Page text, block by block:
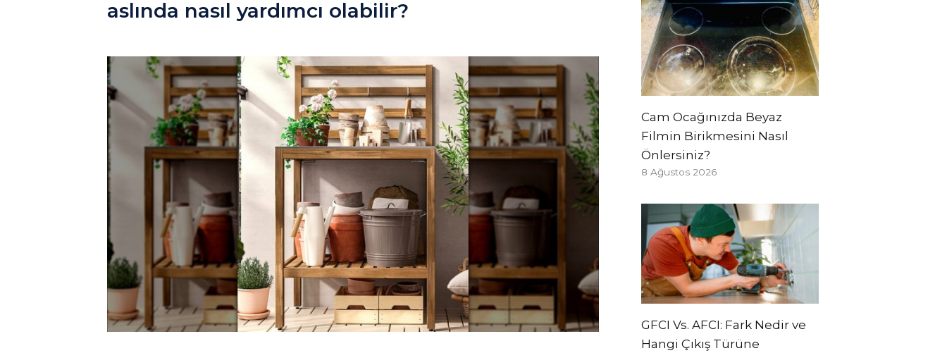
aslında nasıl yardımcı olabilir?
Cam Ocağınızda Beyaz
Filmin Birikmesini Nasıl
Önlersiniz?
8 Ağustos 2026
GFCI Vs. AFCI: Fark Nedir ve
Hangi Çıkış Türüne